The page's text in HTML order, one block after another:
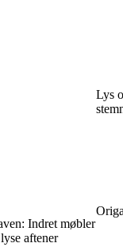
Indret møbler
aftener
Lys